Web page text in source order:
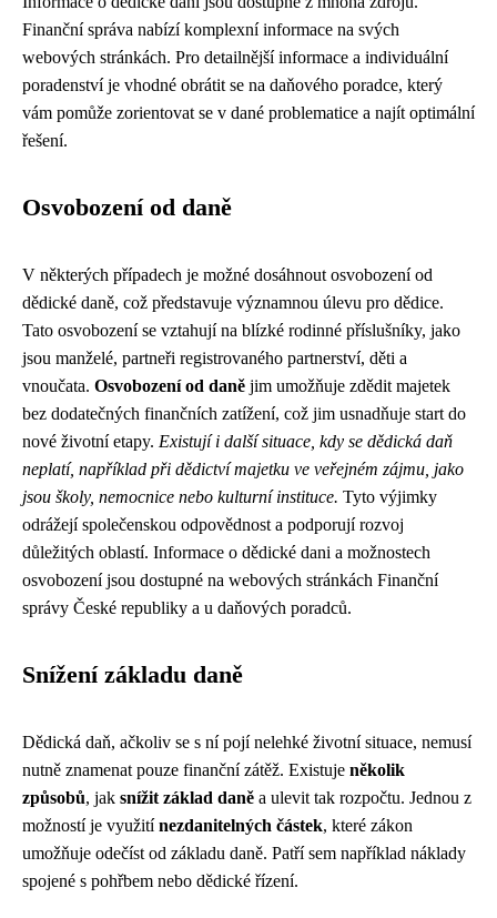
Finanční správa nabízí komplexní informace na svých
webových stránkách. Pro detailnější informace a individuální
poradenství je vhodné obrátit se na daňového poradce, který
vám pomůže zorientovat se v dané problematice a najít optimální
řešení.
Osvobození od daně
V některých případech je možné dosáhnout osvobození od
dědické daně, což představuje významnou úlevu pro dědice.
Tato osvobození se vztahují na blízké rodinné příslušníky, jako
jsou manželé, partneři registrovaného partnerství, děti a
vnoučata. Osvobození od daně jim umožňuje zdědit majetek
bez dodatečných finančních zatížení, což jim usnadňuje start do
nové životní etapy. Existují i další situace, kdy se dědická daň
neplatí, například při dědictví majetku ve veřejném zájmu, jako
jsou školy, nemocnice nebo kulturní instituce. Tyto výjimky
odrážejí společenskou odpovědnost a podporují rozvoj
důležitých oblastí. Informace o dědické dani a možnostech
osvobození jsou dostupné na webových stránkách Finanční
správy České republiky a u daňových poradců.
Snížení základu daně
Dědická daň, ačkoliv se s ní pojí nelehké životní situace, nemusí
nutně znamenat pouze finanční zátěž. Existuje několik
způsobů, jak snížit základ daně a ulevit tak rozpočtu. Jednou z
možností je využitínezdanitelných částek, které zákon
umožňuje odečíst od základu daně. Patří sem například náklady
spojené s pohřbem nebo dědické řízení.